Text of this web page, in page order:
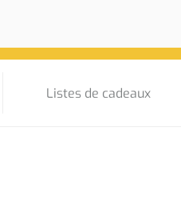
Listes de cadeaux